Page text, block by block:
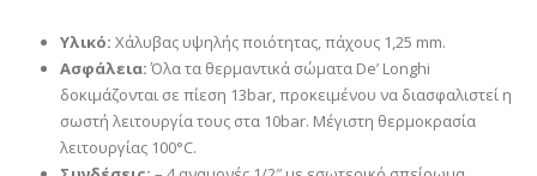
Υλικό: Χάλυβας υψηλής ποιότητας, πάχους 1,25 mm.
Ασφάλεια:Όλα τα θερμαντικά σώματα De’ Longhi
δοκιμάζονται σε πίεση 13bar, προκειμένου να διασφαλιστεί η
σωστή λειτουργία τους στα 10bar. Μέγιστη θερμοκρασία
λειτουργίας 100°C.